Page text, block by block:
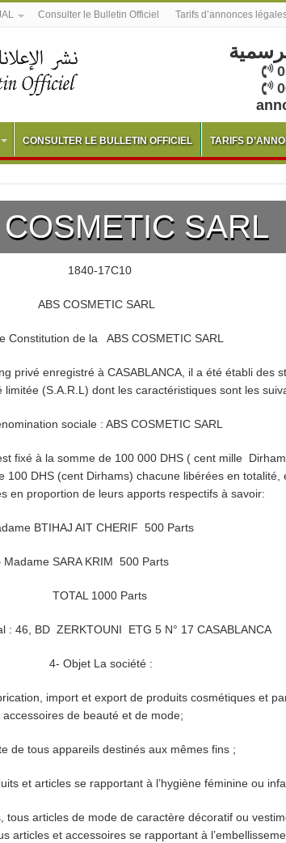
Consulter le Bulletin Officiel Tarifs d’annonces
CONSULTER LE BULLETIN OFFICIEL TARIFS
SARL
1840-17C10
ABS COSMETIC SARL
Constitution de la ABS COSMETIC SARL
privé enregistré à CASABLANCA, il a été établi des
limitée (S.A.R.L) dont les caractéristiques sont les
sociale : ABS COSMETIC SARL
fixé à la somme de 100 000 DHS ( cent mille
100 DHS (cent Dirhams) chacune libérées en totalité,
en proportion de leurs apports respectifs à savoir:
BTIHAJ AIT CHERIF 500 Parts
Madame SARA KRIM 500 Parts
TOTAL 1000 Parts
: 46, BD ZERKTOUNI ETG 5 N° 17 CASABLANCA
4- Objet La société :
import et export de produits cosmétiques et
accessoires de beauté et de mode;
de tous appareils destinés aux mêmes fins ;
et articles se rapportant à l’hygiène féminine ou
tous articles de mode de caractère décoratif ou
articles et accessoires se rapportant à